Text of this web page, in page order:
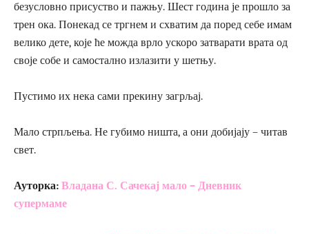
безусловно присуство и пажњу. Шест година је прошло за
трен ока. Понекад се тргнем и схватим да поред себе имам
велико дете, које ће можда врло ускоро затварати врата од
своје собе и самостално излазити у шетњу.
Пустимо их нека сами прекину загрљај.
Мало стрпљења. Не губимо ништа, а они добијају – читав
свет.
Ауторка: Владана С. Сачекај мало – Дневник
супермаме